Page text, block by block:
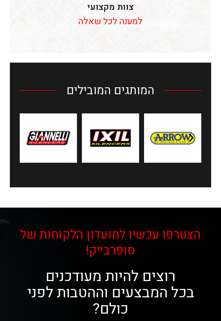
צוות מקצועי
למענה לכל שאלה
המותגים המובילים
הצטרפו עכשיו למועדון הלקוחות של
סופרבייק!
רוצים להיות מעודכנים
בכל המבצעים וההטבות לפני
כולם?